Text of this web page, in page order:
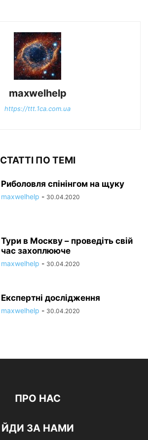
maxwelhelp
https://ttt.1ca.com.ua
СТАТТІ ПО ТЕМІ
Риболовля спінінгом на щуку
maxwelhelp - 30.04.2020
Тури в Москву – проведіть свій
час захоплююче
maxwelhelp - 30.04.2020
Експертні дослідження
maxwelhelp - 30.04.2020
ПРО НАС
ЙДИ ЗА НАМИ